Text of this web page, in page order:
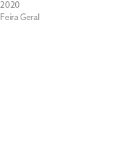
2020
Feira Geral